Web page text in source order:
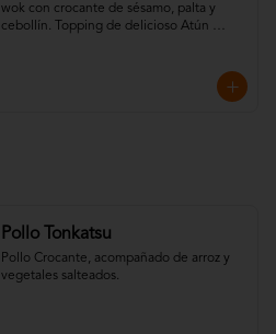
wok con crocante de sésamo, palta y
cebollín. Topping de delicioso Atún
Pollo Tonkatsu
Pollo Crocante, acompañado de arroz y
vegetales salteados.